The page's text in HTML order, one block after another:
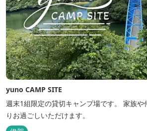
yuno CAMP SITE
週末1組限定の貸切キャンプ場です。 家族や
りお過ごしいただけます。